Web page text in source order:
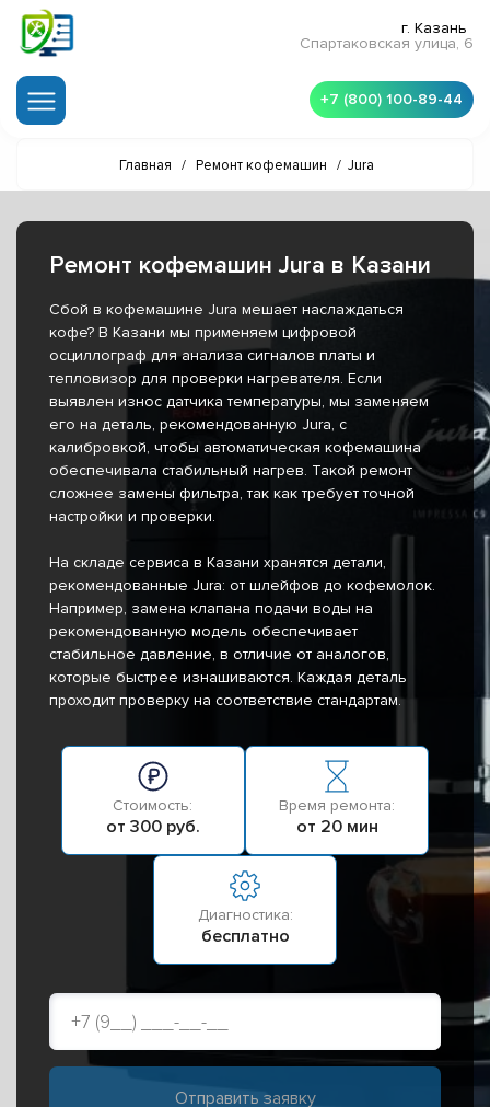
г. Казань
Спартаковская улица, 6
+7 (800) 100-89-44
Главная / Ремонт кофемашин / Jura
Ремонт кофемашин Jura в Казани
Сбой в кофемашине Jura мешает наслаждаться
кофе? В Казани мы применяем цифровой
осциллограф для анализа сигналов платы и
тепловизор для проверки нагревателя. Если
выявлен износ датчика температуры, мы заменяем
его на деталь, рекомендованную Jura, с
калибровкой, чтобы автоматическая кофемашина
обеспечивала стабильный нагрев. Такой ремонт
сложнее замены фильтра, так как требует точной
настройки и проверки.
На складе сервиса в Казани хранятся детали,
рекомендованные Jura: от шлейфов до кофемолок.
Например, замена клапана подачи воды на
рекомендованную модель обеспечивает
стабильное давление, в отличие от аналогов,
которые быстрее изнашиваются. Каждая деталь
проходит проверку на соответствие стандартам.
Стоимость:
от 300 руб.
Время ремонта:
от 20 мин
Диагностика:
бесплатно